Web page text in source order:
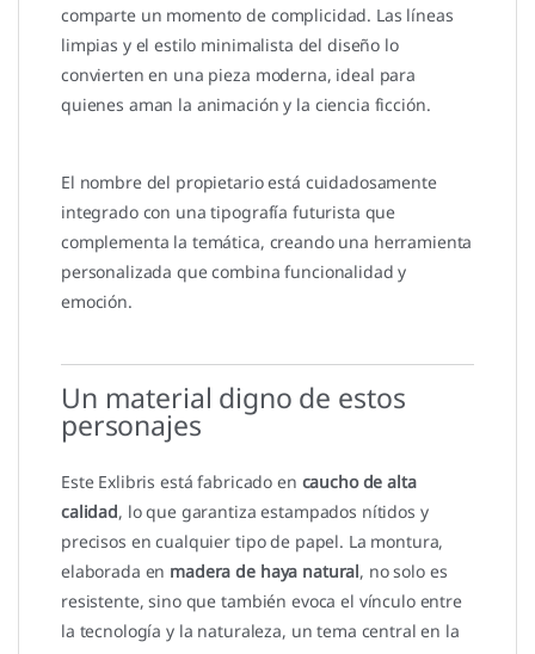
comparte un momento de complicidad. Las líneas
limpias y el estilo minimalista del diseño lo
convierten en una pieza moderna, ideal para
quienes aman la animación y la ciencia ficción.
El nombre del propietario está cuidadosamente
integrado con una tipografía futurista que
complementa la temática, creando una herramienta
personalizada que combina funcionalidad y
emoción.
Un material digno de estos
personajes
Este Exlibris está fabricado en caucho de alta
calidad, lo que garantiza estampados nítidos y
precisos en cualquier tipo de papel. La montura,
elaborada en madera de haya natural, no solo es
resistente, sino que también evoca el vínculo entre
la tecnología y la naturaleza, un tema central en la